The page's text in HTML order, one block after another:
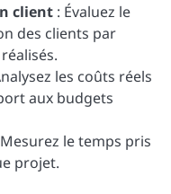
client : Évaluez le
des clients par
les coûts réels
aux budgets
le temps pris
projet.